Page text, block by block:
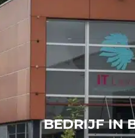
BEDRIJF IN